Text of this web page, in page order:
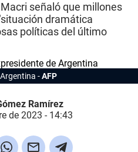
señaló que millones
dramática
políticas del último
AFP
Ramírez
de 2023 - 14:43